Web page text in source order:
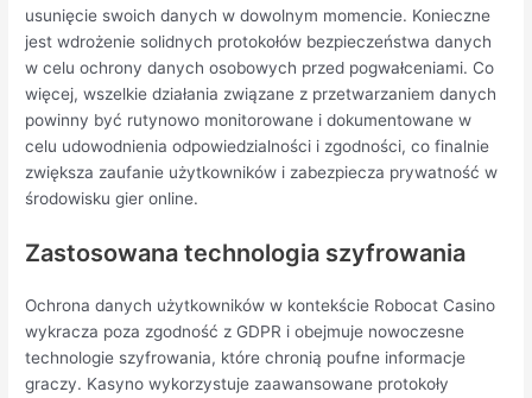
usunięcie swoich danych w dowolnym momencie. Konieczne
jest wdrożenie solidnych protokołów bezpieczeństwa danych
w celu ochrony danych osobowych przed pogwałceniami. Co
więcej, wszelkie działania związane z przetwarzaniem danych
powinny być rutynowo monitorowane i dokumentowane w
celu udowodnienia odpowiedzialności i zgodności, co finalnie
zwiększa zaufanie użytkowników i zabezpiecza prywatność w
środowisku gier online.
Zastosowana technologia szyfrowania
Ochrona danych użytkowników w kontekście Robocat Casino
wykracza poza zgodność z GDPR i obejmuje nowoczesne
technologie szyfrowania, które chronią poufne informacje
graczy. Kasyno wykorzystuje zaawansowane protokoły